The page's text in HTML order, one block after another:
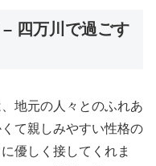
四万川で過ごす
地元の人々とのふれあ
て親しみやすい性格の
優しく接してくれま